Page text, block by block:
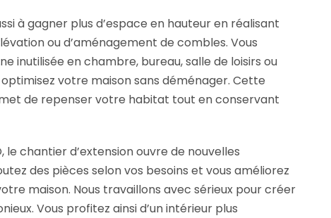
à gagner plus d’espace en hauteur en réalisant
ou d’aménagement de combles. Vous
inutilisée en chambre, bureau, salle de loisirs ou
votre maison sans déménager. Cette
de repenser votre habitat tout en conservant
le chantier d’extension ouvre de nouvelles
des pièces selon vos besoins et vous améliorez
maison. Nous travaillons avec sérieux pour créer
Vous profitez ainsi d’un intérieur plus